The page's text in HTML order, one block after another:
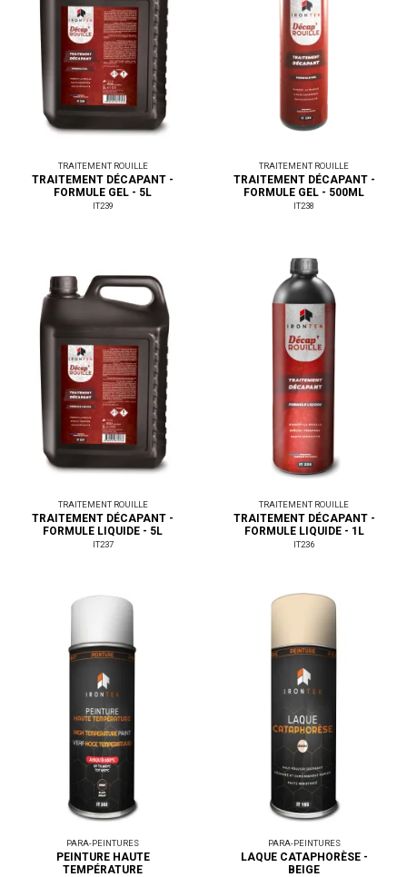
TRAITEMENT ROUILLE
TRAITEMENT DÉCAPANT -
FORMULE GEL - 5L
IT239
TRAITEMENT ROUILLE
TRAITEMENT DÉCAPANT -
FORMULE GEL - 500ML
IT238
TRAITEMENT ROUILLE
TRAITEMENT DÉCAPANT -
FORMULE LIQUIDE - 5L
IT237
TRAITEMENT ROUILLE
TRAITEMENT DÉCAPANT -
FORMULE LIQUIDE - 1L
IT236
PARA-PEINTURES
PEINTURE HAUTE
TEMPÉRATURE
PARA-PEINTURES
LAQUE CATAPHORÈSE -
BEIGE